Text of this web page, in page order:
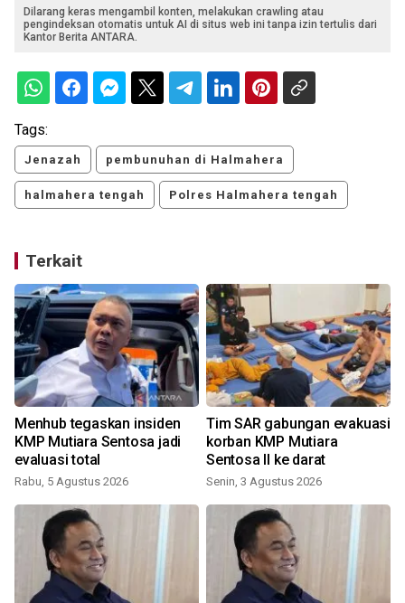
Dilarang keras mengambil konten, melakukan crawling atau
pengindeksan otomatis untuk AI di situs web ini tanpa izin tertulis dari
Kantor Berita ANTARA.
Tags:
Jenazah pembunuhan di Halmahera
halmahera tengah Polres Halmahera tengah
Terkait
Menhub tegaskan insiden
KMP Mutiara Sentosa jadi
evaluasi total
Rabu, 5 Agustus 2026
Tim SAR gabungan evakuasi
korban KMP Mutiara
Sentosa II ke darat
Senin, 3 Agustus 2026